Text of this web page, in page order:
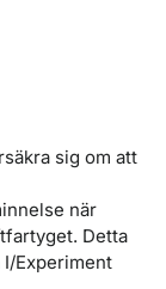
sig om att
när
Detta
Experiment